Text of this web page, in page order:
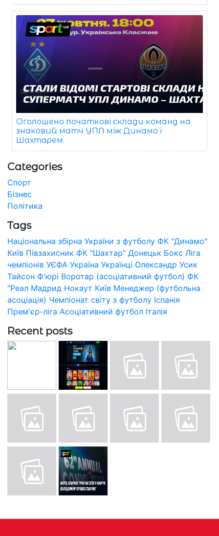
Оголошено початкові склади команд на
знаковий матч УПЛ між Динамо і
Шахтарем.
Categories
Спорт
Бізнес
Політика
Tags
Національна збірна України з футболу ФК "Динамо"
Київ Півзахисник ФК "Шахтар" Донецьк Бокс Ліга
чемпіонів УЄФА Україна Українці Олександр Усик
Тайсон Ф'юрі Воротар (асоціативний футбол) ФК
"Реал Мадрид Нокаут Київ Менеджер (футбольна
асоціація) Чемпіонат світу з футболу Іспанія
Прем'єр-ліга Асоціативний футбол Італія
Recent posts